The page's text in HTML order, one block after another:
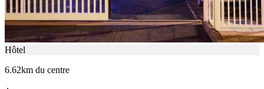
Hôtel
6.62km du centre